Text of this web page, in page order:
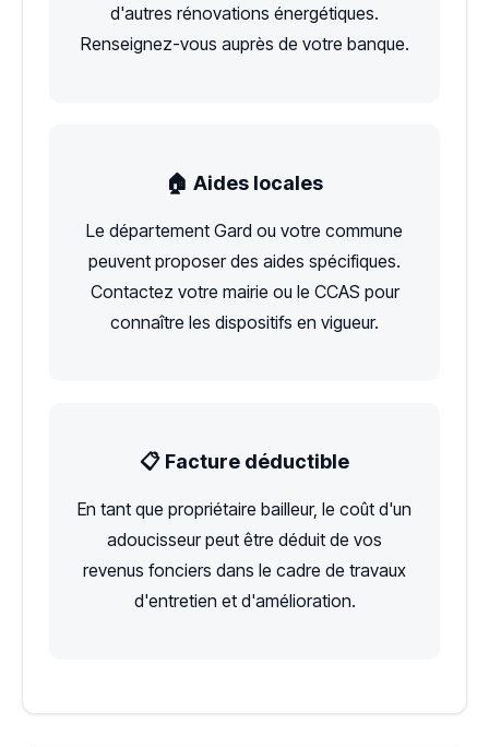
d'autres rénovations énergétiques.
Renseignez-vous auprès de votre banque.
🏠 Aides locales
Le département Gard ou votre commune
peuvent proposer des aides spécifiques.
Contactez votre mairie ou le CCAS pour
connaître les dispositifs en vigueur.
📋 Facture déductible
En tant que propriétaire bailleur, le coût d'un
adoucisseur peut être déduit de vos
revenus fonciers dans le cadre de travaux
d'entretien et d'amélioration.